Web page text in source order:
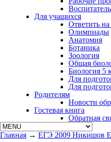
Для учащихся
Ответить на
Олимпиады
Анатомия
Ботаника
Зоология
Общая
Биология 5
Для
Для
Родителям
Новости
Гостевая книга
Обратная
Главная → ЕГЭ 2009 Никишов